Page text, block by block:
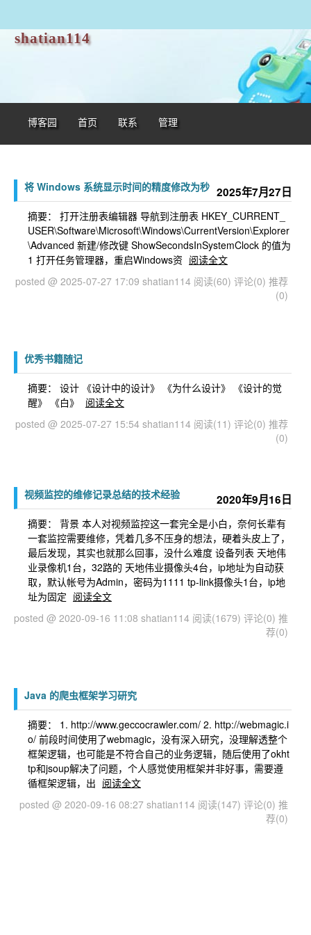
shatian114
博客园 首页 联系 管理
2025年7月27日
将 Windows 系统显示时间的精度修改为秒
摘要： 打开注册表编辑器 导航到注册表 HKEY_CURRENT_
USER\Software\Microsoft\Windows\CurrentVersion\Explorer
\Advanced 新建/修改键 ShowSecondsInSystemClock 的值为
1 打开任务管理器，重启Windows资 阅读全文
posted @ 2025-07-27 17:09 shatian114 阅读(60) 评论(0) 推荐
(0)
优秀书籍随记
摘要： 设计 《设计中的设计》 《为什么设计》 《设计的觉
醒》 《白》
阅读全文
posted @ 2025-07-27 15:54 shatian114 阅读(11) 评论(0) 推荐
(0)
2020年9月16日
视频监控的维修记录总结的技术经验
摘要： 背景 本人对视频监控这一套完全是小白，奈何长辈有
一套监控需要维修，凭着几多不压身的想法，硬着头皮上了，
最后发现，其实也就那么回事，没什么难度 设备列表 天地伟
业录像机1台，32路的 天地伟业摄像头4台，ip地址为自动获
取，默认帐号为Admin，密码为1111 tp-link摄像头1台，ip地
址为固定 阅读全文
posted @ 2020-09-16 11:08 shatian114 阅读(1679) 评论(0) 推
荐(0)
Java 的爬虫框架学习研究
摘要： 1. http://www.geccocrawler.com/ 2. http://webmagic.i
o/ 前段时间使用了webmagic，没有深入研究，没理解透整个
框架逻辑，也可能是不符合自己的业务逻辑，随后使用了okht
tp和jsoup解决了问题，个人感觉使用框架并非好事，需要遵
循框架逻辑，出 阅读全文
posted @ 2020-09-16 08:27 shatian114 阅读(147) 评论(0) 推
荐(0)